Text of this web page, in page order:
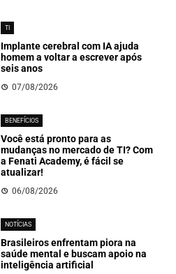
TI
Implante cerebral com IA ajuda
homem a voltar a escrever após
seis anos
07/08/2026
BENEFÍCIOS
Você está pronto para as
mudanças no mercado de TI? Com
a Fenati Academy, é fácil se
atualizar!
06/08/2026
NOTÍCIAS
Brasileiros enfrentam piora na
saúde mental e buscam apoio na
inteligência artificial